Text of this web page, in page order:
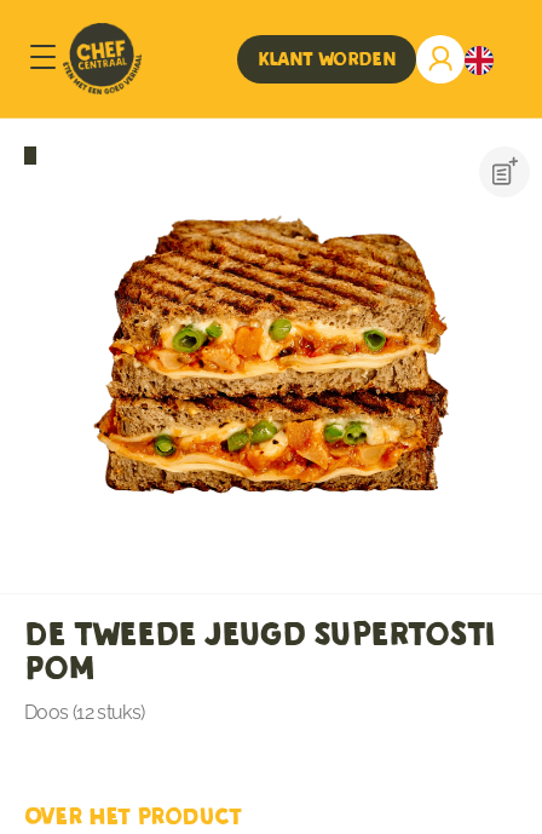
Klant worden
De Tweede Jeugd Supertosti
Pom
Doos (12 stuks)
Over het product